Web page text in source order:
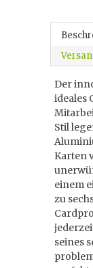
Der
ideales
Stil
Karten
einem
zu
seines